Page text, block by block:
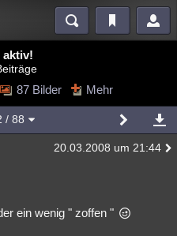
Videos
Mystery Kriminalfälle
aktiv!
87 Bilder Mehr
/ 88
20.03.2008 um 21:44
ein wenig " zoffen "